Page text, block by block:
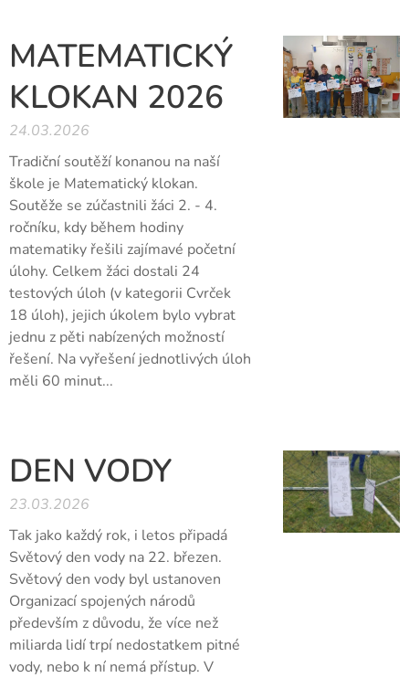
MATEMATICKÝ
KLOKAN 2026
24.03.2026
Tradiční soutěží konanou na naší
škole je Matematický klokan.
Soutěže se zúčastnili žáci 2. - 4.
ročníku, kdy během hodiny
matematiky řešili zajímavé početní
úlohy. Celkem žáci dostali 24
testových úloh (v kategorii Cvrček
18 úloh), jejich úkolem bylo vybrat
jednu z pěti nabízených možností
řešení. Na vyřešení jednotlivých úloh
měli 60 minut...
DEN VODY
23.03.2026
Tak jako každý rok, i letos připadá
Světový den vody na 22. březen.
Světový den vody byl ustanoven
Organizací spojených národů
především z důvodu, že více než
miliarda lidí trpí nedostatkem pitné
vody, nebo k ní nemá přístup. V